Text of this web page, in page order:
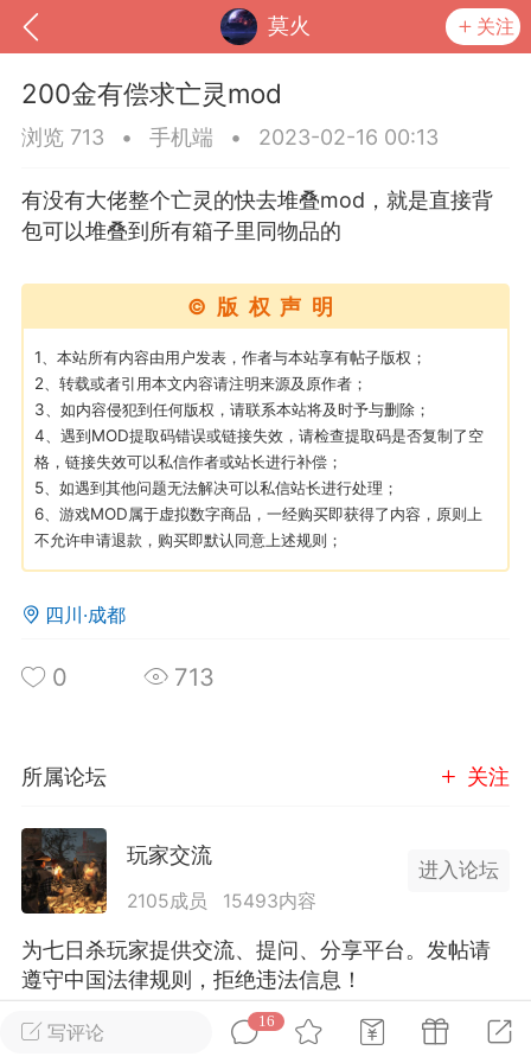
莫火 关注
我的钱包 道具 排行榜
MOD下载 攻略教程 联机招募
02-10 15:45
卖挂
禁止发布联机可用的作弊模组，
作弊模组在联机服务器使用,为了维护游
模组的发布行为：1. *...
汉
72 2.22w
大人
Lv.8
写评论
16
200金有偿求亡灵mod
浏览 713 • 手机端 • 2023-02-16 00:13
有没有大佬整个亡灵的快去堆叠mod，就是直接背
包可以堆叠到所有箱子里同物品的
©版权声明
1、本站所有内容由用户发表，作者与本站享有帖子版权；
2、转载或者引用本文内容请注明来源及原作者；
3、如内容侵犯到任何版权，请联系本站将及时予与删除；
4、遇到MOD提取码错误或链接失效，请检查提取码是否复制了空
格，链接失效可以私信作者或站长进行补偿；
5、如遇到其他问题无法解决可以私信站长进行处理；
6、游戏MOD属于虚拟数字商品，一经购买即获得了内容，原则上
不允许申请退款，购买即默认同意上述规则；
四川·成都
0 713
所属论坛 关注
玩家交流
2105成员 15493内容
进入论坛
为七日杀玩家提供交流、提问、分享平台。发帖请
遵守中国法律规则，拒绝违法信息！
全部 16 正序